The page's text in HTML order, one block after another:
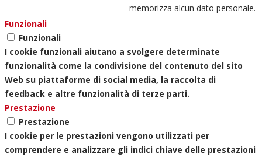
memorizza alcun dato personale.
Funzionali
Funzionali
I cookie funzionali aiutano a svolgere determinate
funzionalità come la condivisione del contenuto del sito
Web su piattaforme di social media, la raccolta di
feedback e altre funzionalità di terze parti.
Prestazione
Prestazione
I cookie per le prestazioni vengono utilizzati per
comprendere e analizzare gli indici chiave delle prestazioni